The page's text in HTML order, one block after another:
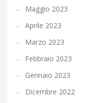
Maggio 2023
Aprile 2023
Marzo 2023
Febbraio 2023
Gennaio 2023
Dicembre 2022